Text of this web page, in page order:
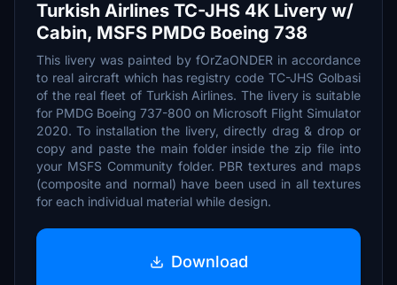
Turkish Airlines TC-JHS 4K Livery w/
Cabin, MSFS PMDG Boeing 738
This livery was painted by fOrZaONDER in accordance
to real aircraft which has registry code TC-JHS Golbasi
of the real fleet of Turkish Airlines. The livery is suitable
for PMDG Boeing 737-800 on Microsoft Flight Simulator
2020. To installation the livery, directly drag & drop or
copy and paste the main folder inside the zip file into
your MSFS Community folder. PBR textures and maps
(composite and normal) have been used in all textures
for each individual material while design.
Download